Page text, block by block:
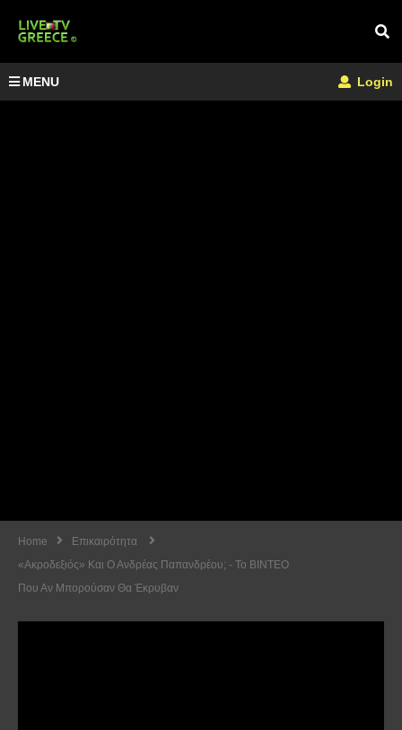
MENU Login
Home
Επικαιρότητα
«Ακροδεξιός» Και Ο Ανδρέας Παπανδρέου; - Το ΒΙΝΤΕΟ
Που Αν Μπορούσαν Θα Έκρυβαν